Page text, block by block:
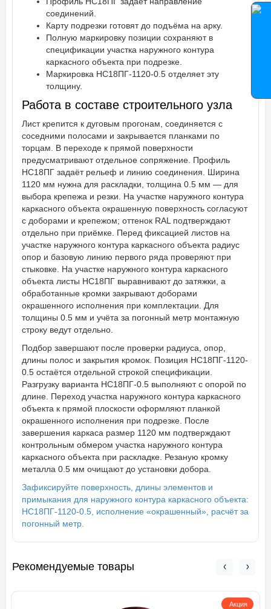
соединений.
Карту подрезки готовят до подъёма на арку.
Полную маркировку позиции сохраняют в
спецификации участка наружного контура
каркасного объекта при подрезке.
Маркировка НС18ПГ-1120-0.5 отделяет эту
толщину.
Работа в составе строительного узла
Лист крепится к дуговым прогонам, соединяется с
соседними полосами и закрывается планками по
торцам. В переходе к прямой поверхности
предусматривают отдельное сопряжение. Профиль
НС18ПГ задаёт рельеф и линию соединения. Ширина
1120 мм нужна для раскладки, толщина 0.5 мм — для
выбора крепежа и резки. На участке наружного контура
каркасного объекта окрашенную поверхность согласуют
с доборами и крепежом; оттенок RAL подтверждают
отдельно при приёмке. Перед фиксацией листов на
участке наружного контура каркасного объекта радиус
опор и базовую линию первого ряда проверяют при
стыковке. На участке наружного контура каркасного
объекта листы НС18ПГ выравнивают до затяжки, а
обработанные кромки закрывают доборами
окрашенного исполнения при комплектации. Для
толщины 0.5 мм и учёта за погонный метр монтажную
строку ведут отдельно.
Подбор завершают после проверки радиуса, опор,
длины полос и закрытия кромок. Позиция НС18ПГ-1120-
0.5 остаётся отдельной строкой спецификации.
Разгрузку варианта НС18ПГ-0.5 выполняют с опорой по
длине. Переход участка наружного контура каркасного
объекта к прямой плоскости оформляют планкой
окрашенного исполнения при подрезке. После
завершения каркаса размер 1120 мм подтверждают
контрольным обмером участка наружного контура
каркасного объекта при раскладке. Резаную кромку
металла 0.5 мм очищают до установки добора.
Зафиксируйте поверхность, длины элементов и
примыкания для наружного контура каркасного объекта:
НС18ПГ-1120-0.5, исполнение «окрашенный», расчёт за
погонный метр.
Рекомендуемые товары
Акция